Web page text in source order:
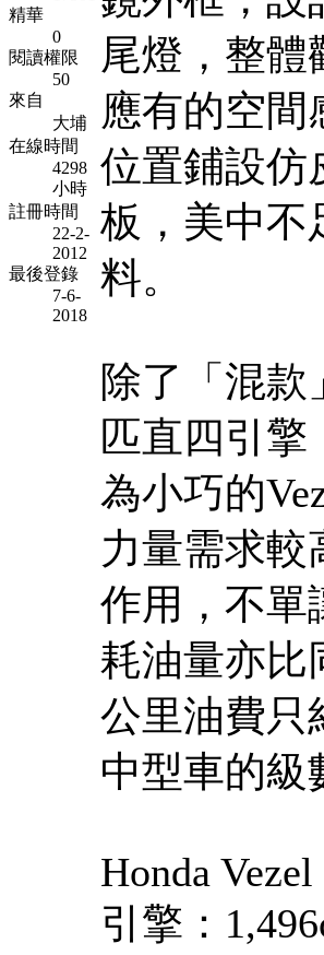
精華
0
閱讀權限
50
來自
大埔
在線時間
4298
小時
註冊時間
22-2-
2012
最後登錄
7-6-
2018
尾燈，整體
應有的空
位置鋪設仿
板，美中不
料。
除了「混款
匹直四引
為小巧的
力量需求較
作用，不單
耗油量亦比
公里油費只
中型車的級
Honda Vezel
引擎：